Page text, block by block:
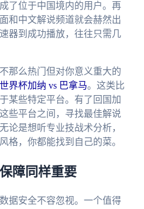
了位于中国境内的用户。再
和中文解说频道就会赫然出
器到成功播放，往往只需几
那么热门但对你意义重大的
界杯加纳 vs 巴拿马。这类比
某些特定平台。有了回国加
些平台之间，寻找最佳解说
论是想听专业技战术分析，
格，你都能找到自己的菜。
障同样重要
据安全不容忽视。一个值得